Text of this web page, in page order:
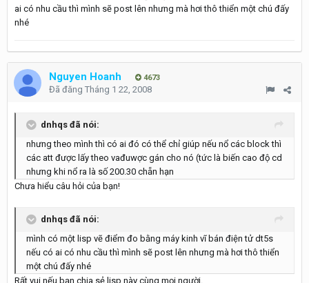
ai có nhu cầu thì mình sẽ post lên nhưng mà hơi thô thiển một chú đấy
nhé
Nguyen Hoanh 4673
Đã đăng Tháng 1 22, 2008
dnhqs đã nói:
nhưng theo mình thì có ai đó có thể chỉ giúp nếu nổ các block thì
các att được lấy theo vađuwợc gán cho nó (tức là biến cao độ cd
nhưng khi nổ ra là số 200.30 chẵn hạn
Chưa hiểu câu hỏi của bạn!
dnhqs đã nói:
mình có một lisp vẽ điểm đo bằng máy kinh vĩ bán điện tử dt5s
nếu có ai có nhu cầu thì mình sẽ post lên nhưng mà hơi thô thiển
một chú đấy nhé
Rất vui nếu bạn chia sẻ lisp này cùng mọi người.